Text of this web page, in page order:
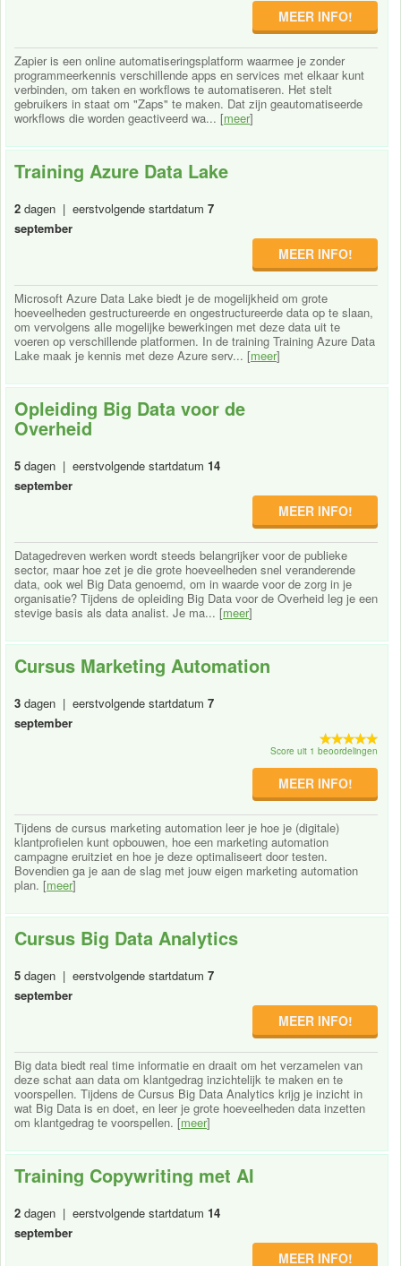
MEER INFO!
Zapier is een online automatiseringsplatform waarmee je zonder
programmeerkennis verschillende apps en services met elkaar kunt
verbinden, om taken en workflows te automatiseren. Het stelt
gebruikers in staat om "Zaps" te maken. Dat zijn geautomatiseerde
workflows die worden geactiveerd wa... [meer]
Training Azure Data Lake
2 dagen | eerstvolgende startdatum 7
september
MEER INFO!
Microsoft Azure Data Lake biedt je de mogelijkheid om grote
hoeveelheden gestructureerde en ongestructureerde data op te slaan,
om vervolgens alle mogelijke bewerkingen met deze data uit te
voeren op verschillende platformen. In de training Training Azure Data
Lake maak je kennis met deze Azure serv... [meer]
Opleiding Big Data voor de
Overheid
5 dagen | eerstvolgende startdatum 14
september
MEER INFO!
Datagedreven werken wordt steeds belangrijker voor de publieke
sector, maar hoe zet je die grote hoeveelheden snel veranderende
data, ook wel Big Data genoemd, om in waarde voor de zorg in je
organisatie? Tijdens de opleiding Big Data voor de Overheid leg je een
stevige basis als data analist. Je ma... [meer]
Cursus Marketing Automation
3 dagen | eerstvolgende startdatum 7
september
Score uit 1 beoordelingen
MEER INFO!
Tijdens de cursus marketing automation leer je hoe je (digitale)
klantprofielen kunt opbouwen, hoe een marketing automation
campagne eruitziet en hoe je deze optimaliseert door testen.
Bovendien ga je aan de slag met jouw eigen marketing automation
plan. [meer]
Cursus Big Data Analytics
5 dagen | eerstvolgende startdatum 7
september
MEER INFO!
Big data biedt real time informatie en draait om het verzamelen van
deze schat aan data om klantgedrag inzichtelijk te maken en te
voorspellen. Tijdens de Cursus Big Data Analytics krijg je inzicht in
wat Big Data is en doet, en leer je grote hoeveelheden data inzetten
om klantgedrag te voorspellen. [meer]
Training Copywriting met AI
2 dagen | eerstvolgende startdatum 14
september
MEER INFO!